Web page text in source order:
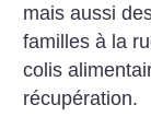
mais aussi
familles à la
colis
récupération.